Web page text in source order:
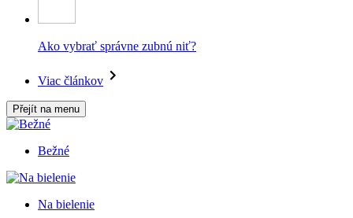
Ako vybrať správne zubnú niť?
Viac článkov
Přejít na menu
Bežné
Na bielenie